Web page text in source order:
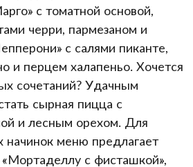
с томатной основой,
черри, пармезаном и
с салями пиканте,
и перцем халапеньо. Хочется
сочетаний? Удачным
сырная пицца с
и лесным орехом. Для
меню предлагает
с фисташкой»,